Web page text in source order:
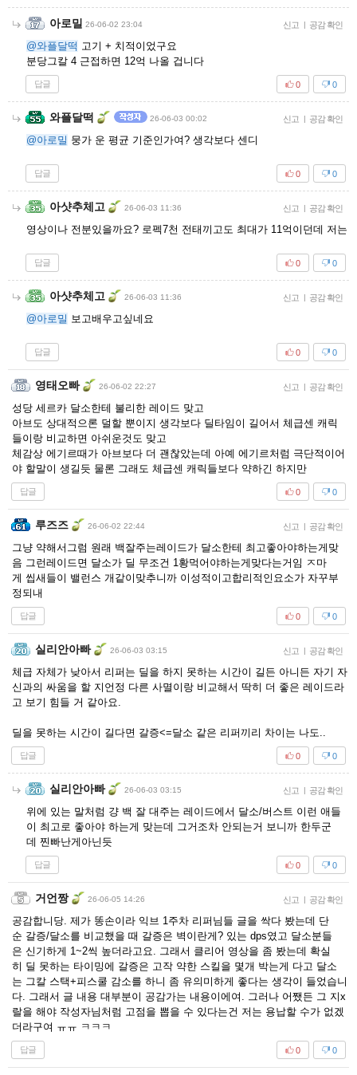
아로밀 26-06-02 23:04 신고 | 공감 확인
@와플달떡 고기 + 치적이었구요
분당그칼 4 근접하면 12억 나올 겁니다
답글 0
0
와플달떡 26-06-03 00:02 신고 | 공감 확인
@아로밀 뭉가 운 평균 기준인가여? 생각보다 센디
답글 0
0
아샷추체고 26-06-03 11:36 신고 | 공감 확인
영상이나 전분있을까요? 로펙7천 전태끼고도 최대가 11억이던데 저는
답글 0
0
아샷추체고 26-06-03 11:36 신고 | 공감 확인
@아로밀 보고배우고싶네요
답글 0
0
영태오빠 26-06-02 22:27 신고 | 공감 확인
성당 세르카 달소한테 불리한 레이드 맞고
아브도 상대적으론 덜할 뿐이지 생각보다 딜타임이 길어서 체급센 캐릭
들이랑 비교하면 아쉬운것도 맞고
체감상 에기르때가 아브보다 더 괜찮았는데 아예 에기르처럼 극단적이어
야 할말이 생길듯 물론 그래도 체급센 캐릭들보다 약하긴 하지만
답글 0
0
루즈즈 26-06-02 22:44 신고 | 공감 확인
그냥 약해서그럼 원래 백잘주는레이드가 달소한테 최고좋아야하는게맞
음 그런레이드면 달소가 딜 무조건 1황먹어야하는게맞다는거임 ㅈ마
게 씹새들이 밸런스 개같이맞추니까 이성적이고합리적인요소가 자꾸부
정되내
답글 0
0
실리안아빠 26-06-03 03:15 신고 | 공감 확인
체급 자체가 낮아서 리퍼는 딜을 하지 못하는 시간이 길든 아니든 자기 자
신과의 싸움을 할 지언정 다른 사멸이랑 비교해서 딱히 더 좋은 레이드라
고 보기 힘들 거 같아요.
딜을 못하는 시간이 길다면 갈증<=달소 같은 리퍼끼리 차이는 나도..
답글 0
0
실리안아빠 26-06-03 03:15 신고 | 공감 확인
위에 있는 말처럼 걍 백 잘 대주는 레이드에서 달소/버스트 이런 애들
이 최고로 좋아야 하는게 맞는데 그거조차 안되는거 보니까 한두군
데 찐빠난게아닌듯
답글 0
0
거언짱 26-06-05 14:26 신고 | 공감 확인
공감합니당. 제가 똥손이라 익브 1주차 리퍼님들 글을 싹다 봤는데 단
순 갈증/달소를 비교했을 때 갈증은 벽이란게? 있는 dps였고 달소분들
은 신기하게 1~2씩 높더라고요. 그래서 클리어 영상을 좀 봤는데 확실
히 딜 못하는 타이밍에 갈증은 고작 약한 스킬을 몇개 박는게 다고 달소
는 그칼 스택+피스쿨 감소를 하니 좀 유의미하게 좋다는 생각이 들었습니
다. 그래서 글 내용 대부분이 공감가는 내용이에여. 그러나 어쨌든 그 지x
랄을 해야 작성자님처럼 고점을 뽑을 수 있다는건 저는 용납할 수가 없겠
더라구여 ㅠㅠ ㅋㅋㅋ
답글 0
0